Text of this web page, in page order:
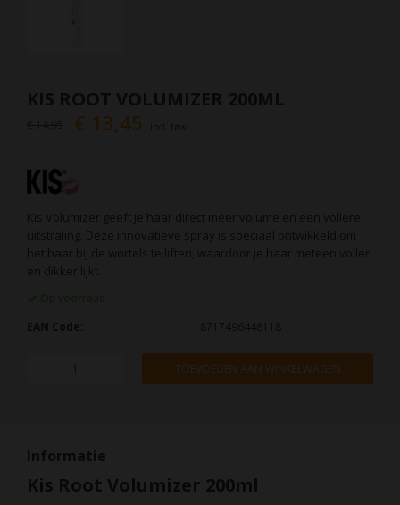
€ 13,45
TOEVOEGEN AAN WINKELWAGEN
Informatie
Kis Root Volumizer 200ml